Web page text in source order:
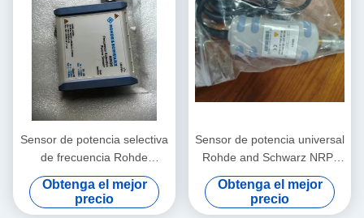
Sensor de potencia selectiva
de frecuencia Rohde
Schwarz NRQ6 de 50 MHz a
6 GHz con rango de -130
dBm a +20 dBm
Obtenga el mejor
precio
Sensor de potencia universal
Rohde and Schwarz NRP-
Z11 con rango de frecuencia
de 10 MHz a 8 GHz y
medición de potencia de 200
Obtenga el mejor
precio